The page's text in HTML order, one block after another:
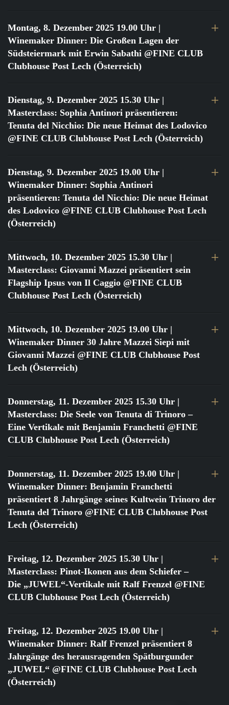
Montag, 8. Dezember 2025 19.00 Uhr |
Winemaker Dinner: Die Großen Lagen der
Südsteiermark mit Erwin Sabathi @FINE CLUB
Clubhouse Post Lech (Österreich)
Dienstag, 9. Dezember 2025 15.30 Uhr |
Masterclass: Sophia Antinori präsentieren:
Tenuta del Nicchio: Die neue Heimat des Lodovico
@FINE CLUB Clubhouse Post Lech (Österreich)
Dienstag, 9. Dezember 2025 19.00 Uhr |
Winemaker Dinner: Sophia Antinori
präsentieren: Tenuta del Nicchio: Die neue Heimat
des Lodovico @FINE CLUB Clubhouse Post Lech
(Österreich)
Mittwoch, 10. Dezember 2025 15.30 Uhr |
Masterclass: Giovanni Mazzei präsentiert sein
Flagship Ipsus von Il Caggio @FINE CLUB
Clubhouse Post Lech (Österreich)
Mittwoch, 10. Dezember 2025 19.00 Uhr |
Winemaker Dinner 30 Jahre Mazzei Siepi mit
Giovanni Mazzei @FINE CLUB Clubhouse Post
Lech (Österreich)
Donnerstag, 11. Dezember 2025 15.30 Uhr |
Masterclass: Die Seele von Tenuta di Trinoro –
Eine Vertikale mit Benjamin Franchetti @FINE
CLUB Clubhouse Post Lech (Österreich)
Donnerstag, 11. Dezember 2025 19.00 Uhr |
Winemaker Dinner: Benjamin Franchetti
präsentiert 8 Jahrgänge seines Kultwein Trinoro der
Tenuta del Trinoro @FINE CLUB Clubhouse Post
Lech (Österreich)
Freitag, 12. Dezember 2025 15.30 Uhr |
Masterclass: Pinot-Ikonen aus dem Schiefer –
Die „JUWEL“-Vertikale mit Ralf Frenzel @FINE
CLUB Clubhouse Post Lech (Österreich)
Freitag, 12. Dezember 2025 19.00 Uhr |
Winemaker Dinner: Ralf Frenzel präsentiert 8
Jahrgänge des herausragenden Spätburgunder
„JUWEL“ @FINE CLUB Clubhouse Post Lech
(Österreich)